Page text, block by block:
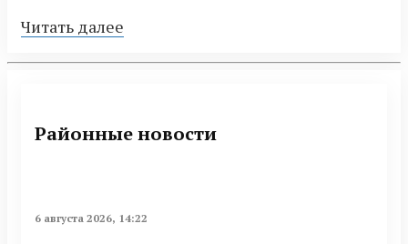
Читать далее
Районные новости
6 августа 2026, 14:22